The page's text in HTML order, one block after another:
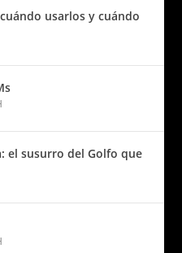
usarlos y cuándo
el susurro del Golfo que